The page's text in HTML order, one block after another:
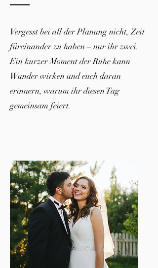
Vergesst bei all der Planung nicht, Zeit
füreinander zu haben – nur ihr zwei.
Ein kurzer Moment der Ruhe kann
Wunder wirken und euch daran
erinnern, warum ihr diesen Tag
gemeinsam feiert.